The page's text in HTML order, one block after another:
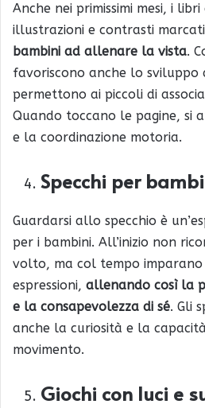
Anche nei primissimi mesi, i
illustrazioni e contrasti
bambini ad allenare la vista.
favoriscono anche lo sviluppo
permettono ai piccoli di
Quando toccano le pagine, si
e la coordinazione motoria.
Specchi per
Guardarsi allo specchio è
per i bambini. All’inizio non
volto, ma col tempo
espressioni, allenando così la
e la consapevolezza di sé. Gli
anche la curiosità e la
movimento.
Giochi con luci e